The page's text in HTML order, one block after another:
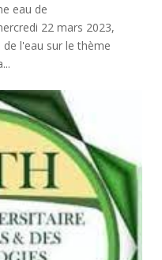
eau de
22 mars 2023,
l'eau sur le thème